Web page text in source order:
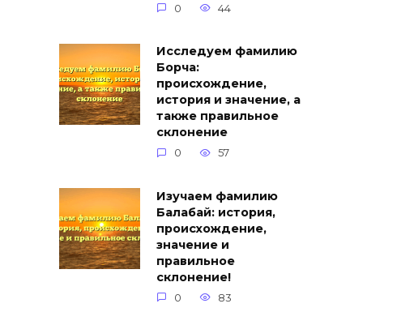
0 44
Исследуем фамилию
Борча:
происхождение,
история и значение, а
также правильное
склонение
0 57
Изучаем фамилию
Балабай: история,
происхождение,
значение и
правильное
склонение!
0 83